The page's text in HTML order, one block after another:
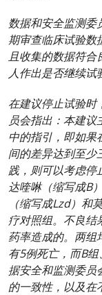
数据和安全监测委
期审查临床试验数
且收集的数据符
人作出是否继续试
在建议停止试验时
员会指出：本建
中的指引，即如果
间的差异达到至少
践，则可以考虑停
达喹啉（缩写成B
（缩写成Lzd）
疗对照组。不良结
药率造成的。两组
有5例死亡，而B
据安全和监测委员
的一致性，以及在